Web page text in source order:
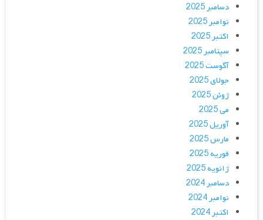
دسامبر 2025
نوامبر 2025
اکتبر 2025
سپتامبر 2025
آگوست 2025
جولای 2025
ژوئن 2025
می 2025
آوریل 2025
مارس 2025
فوریه 2025
ژانویه 2025
دسامبر 2024
نوامبر 2024
اکتبر 2024